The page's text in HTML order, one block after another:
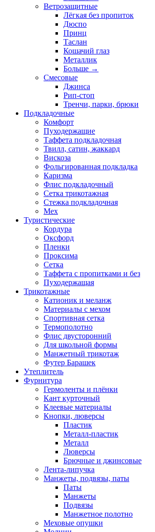
Ветрозащитные
Лёгкая без пропиток
Дюспо
Принц
Таслан
Кошачий глаз
Металлик
Больше →
Смесовые
Джинса
Рип-стоп
Тренчи, парки, брюки
Подкладочные
Комфорт
Пуходержащие
Таффета подкладочная
Твилл, сатин, жаккард
Вискоза
Фольгированная подкладка
Каризма
Флис подкладочный
Сетка трикотажная
Стежка подкладочная
Мех
Туристические
Кордура
Оксфорд
Пленки
Проксима
Сетка
Таффета с пропитками и без
Пуходержащая
Трикотажные
Катионик и меланж
Материалы с мехом
Спортивная сетка
Термополотно
Флис двусторонний
Для школьной формы
Манжетный трикотаж
Футер Барашек
Утеплитель
Фурнитура
Гермоленты и плёнки
Кант курточный
Клеевые материалы
Кнопки, люверсы
Пластик
Металл-пластик
Металл
Люверсы
Брючные и джинсовые
Лента-липучка
Манжеты, подвязы, паты
Паты
Манжеты
Подвязы
Манжетное полотно
Меховые опушки